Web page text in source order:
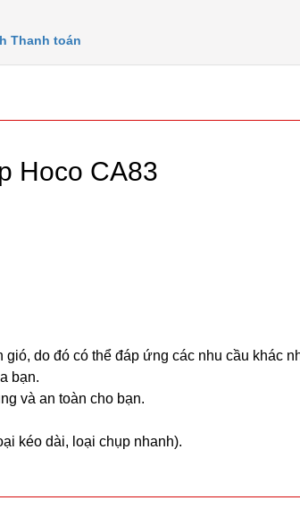
Thanh toán
Hoco CA83
do đó có thể đáp ứng các nhu cầu khác
bạn.
và an toàn cho bạn.
kéo dài, loại chụp nhanh).